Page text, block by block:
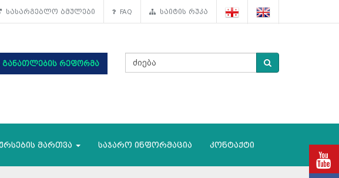
სასარგებლო ბმულები FAQ საიტის რუკა
განათლების რეფორმა
მართვა საჯარო ინფორმაცია კონტაქტი